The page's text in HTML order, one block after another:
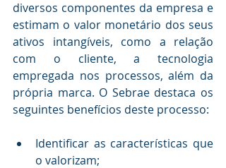
diversos componentes da empresa e
estimam o valor monetário dos seus
ativos intangíveis, como a relação
com o cliente, a tecnologia
empregada nos processos, além da
própria marca. O Sebrae destaca os
seguintes benefícios deste processo:
Identificar as características que
o valorizam;